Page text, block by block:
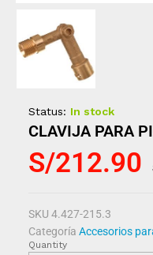
Status: In stock
CLAVIJA PARA
S/212.90
SKU4.427-215.3
Categoría Accesorios
Quantity